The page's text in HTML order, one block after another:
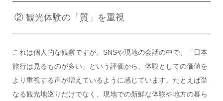
② 観光体験の「質」を重視
これは個人的な観察ですが、SNSや現地の会話の中で、「日本
旅行は見るものが多い」という評価から、体験としての価値を
より重視する声が増えているように感じています。たとえば単
なる観光地巡りだけでなく、現地での新鮮な体験や地方の暮ら